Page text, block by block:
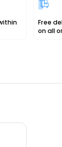
Free
on all